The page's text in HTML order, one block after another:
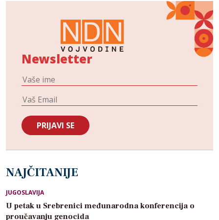
Newsletter
NAJČITANIJE
JUGOSLAVIJA
U petak u Srebrenici međunarodna konferencija o
proučavanju genocida